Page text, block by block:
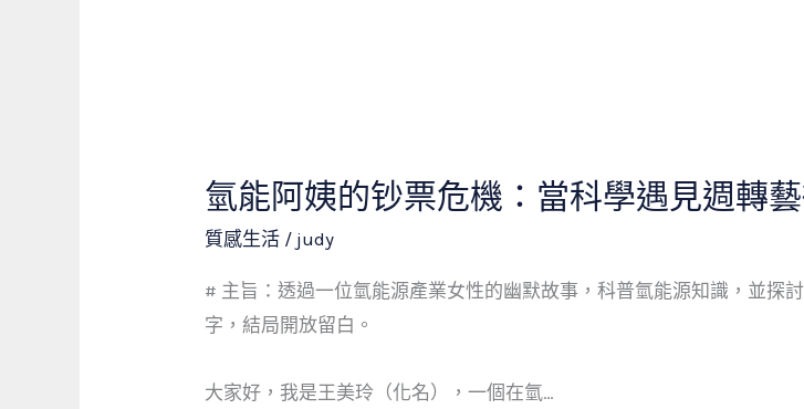
氫能阿姨的钞票危機：當科學遇見週轉
質感生活 / judy
# 主旨：透過一位氫能源產業女性的幽默故事，科普氫能源知識，並探
字，結局開放留白。
大家好，我是王美玲（化名），一個在氫…
氫
能
姨
的
票